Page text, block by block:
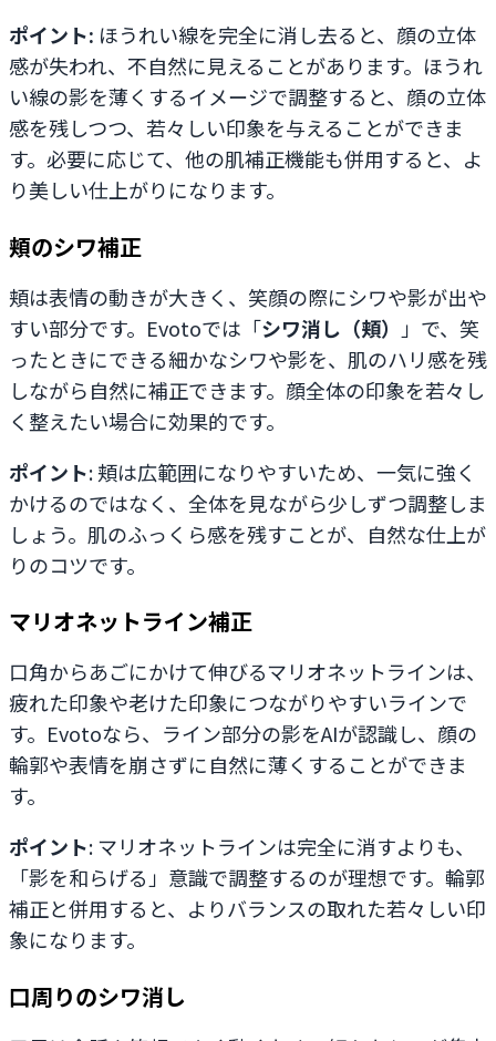
ポイント: ほうれい線を完全に消し去ると、顔の立体
感が失われ、不自然に見えることがあります。ほうれ
い線の影を薄くするイメージで調整すると、顔の立体
感を残しつつ、若々しい印象を与えることができま
す。必要に応じて、他の肌補正機能も併用すると、よ
り美しい仕上がりになります。
頬のシワ補正
頬は表情の動きが大きく、笑顔の際にシワや影が出や
すい部分です。Evotoでは「シワ消し（頬）
」で、笑
ったときにできる細かなシワや影を、肌のハリ感を残
しながら自然に補正できます。顔全体の印象を若々し
く整えたい場合に効果的です。
ポイント: 頬は広範囲になりやすいため、一気に強く
かけるのではなく、全体を見ながら少しずつ調整しま
しょう。肌のふっくら感を残すことが、自然な仕上が
りのコツです。
マリオネットライン補正
口角からあごにかけて伸びるマリオネットラインは、
疲れた印象や老けた印象につながりやすいラインで
す。Evotoなら、ライン部分の影をAIが認識し、顔の
輪郭や表情を崩さずに自然に薄くすることができま
す。
ポイント: マリオネットラインは完全に消すよりも、
「影を和らげる」意識で調整するのが理想です。輪郭
補正と併用すると、よりバランスの取れた若々しい印
象になります。
口周りのシワ消し